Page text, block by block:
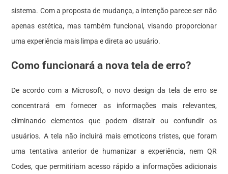
sistema. Com a proposta de mudança, a intenção parece ser não
apenas estética, mas também funcional, visando proporcionar
uma experiência mais limpa e direta ao usuário.
Como funcionará a nova tela de erro?
De acordo com a Microsoft, o novo design da tela de erro se
concentrará em fornecer as informações mais relevantes,
eliminando elementos que podem distrair ou confundir os
usuários. A tela não incluirá mais emoticons tristes, que foram
uma tentativa anterior de humanizar a experiência, nem QR
Codes, que permitiriam acesso rápido a informações adicionais